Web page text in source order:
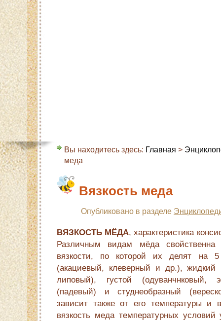
Вы находитесь здесь: Главная >
меда
Вязкость меда
Опубликовано в разделе
ВЯЗКОСТЬ МЁДА, характеристика
Различным видам мёда свойственна
вязкости, по которой их делят на
(акациевый, клеверный и др.), жидкий
липовый), густой (одуванчнковый,
(падевый) и студнеобразный
зависит также от его температуры и
вязкость меда температурных условий